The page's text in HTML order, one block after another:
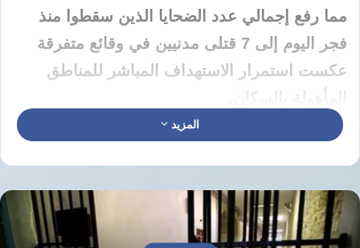
مما رفع إجمالي عدد الضحايا الذين سقطوا منذ
فجر اليوم إلى 7 قتلى مدنيين في وقائع متفرقة
عكست استمرار الاستهداف المباشر للمناطق
شنت الطائرات الإسرائيلية هجومها العنيف
بصواريخ ثقيلة استهدفت ورشة مخصصة لتصليح
الأجهزة الكهربائية في قلب مخيم جباليا، وتسببت
الغارة في تدمير الورشة بالكامل، وأكدت مصادر
المزيد